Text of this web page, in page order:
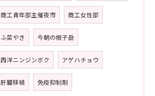
商工青年部主催夜市 商工女性部
ふ菜やき 今朝の根子岳
西洋ニンジンボク アゲハチョウ
肝臓移植 免疫抑制剤